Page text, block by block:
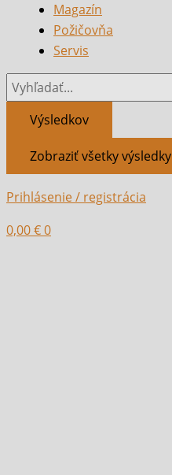
Magazín
Požičovňa
Servis
Výsledkov
Zobraziť všetky výsledky
Prihlásenie / registrácia
0,00€0